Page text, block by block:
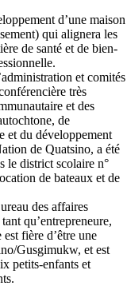
d’une maison
qui alignera les
de santé et de bien-
et comités
très
et des
de
et du développement
de Quatsino, a été
le district scolaire n°
de bateaux et de
des affaires
qu’entrepreneure,
fière d’être une
Gusgimukw, et est
petits-enfants et